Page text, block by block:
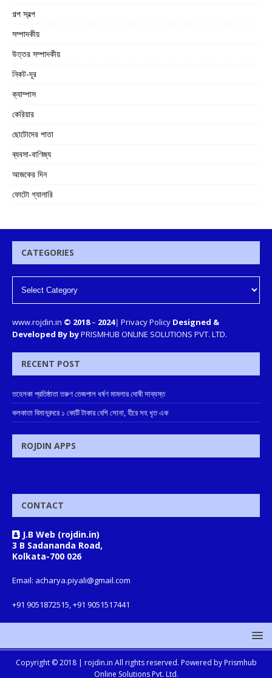
গল্প স্বল্প
সম্পাদকীয়
উত্তর সম্পাদকীয়
নিকট-দূর
ক্যাম্পাস
কেরিয়ার
ছোটোদের পাতা
ব্যবসা-বাণিজ্য
আজকের দিন
ফোটো গ্যালারি
CATEGORIES
www.rojdin.in © 2018– 2024| Privacy Policy Designed &
Developed By byPRISMHUB ONLINE SOLUTIONS PVT. LTD.
RECENT POST
তহেলকা প্রতিষ্ঠাতা তরুণ তেজপাল ধর্ষণ মামলার দোষী সাব্যস্ত
কলকাতা বিমানবন্দরে ১ কোটি টাকার বেশি সোনা, হীরে সহ ধৃত এক
ROJDIN APPS
CONTACT
J.B Web (rojdin.in)
3 B Sadananda Road,
Kolkata-700 026
Email: acharya.piyali@gmail.com
+91 9051872515, +91 9051517441
Copyright © 2018 | rojdin.in All rights reserved. Powered by Prismhub
Online Solutions Pvt. Ltd.